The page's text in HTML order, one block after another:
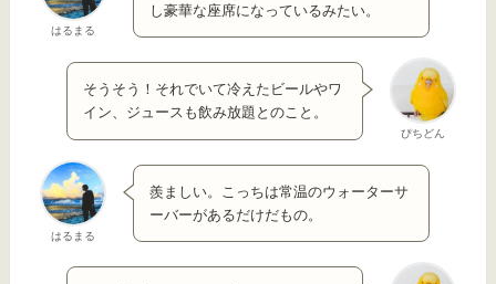
はるまる
し豪華な座席になっているみたい。
ぴちどん
そうそう！それでいて冷えたビールやワ
イン、ジュースも飲み放題とのこと。
はるまる
羨ましい。こっちは常温のウォーターサ
ーバーがあるだけだもの。